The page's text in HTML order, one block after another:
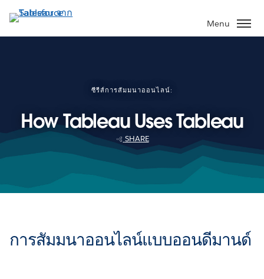
ไป
ที่
Menu
ซีรีส์การสัมมนาออนไลน์:
How Tableau Uses Tableau
SHARE
การสัมมนาออนไลน์แบบออนดีมานด์